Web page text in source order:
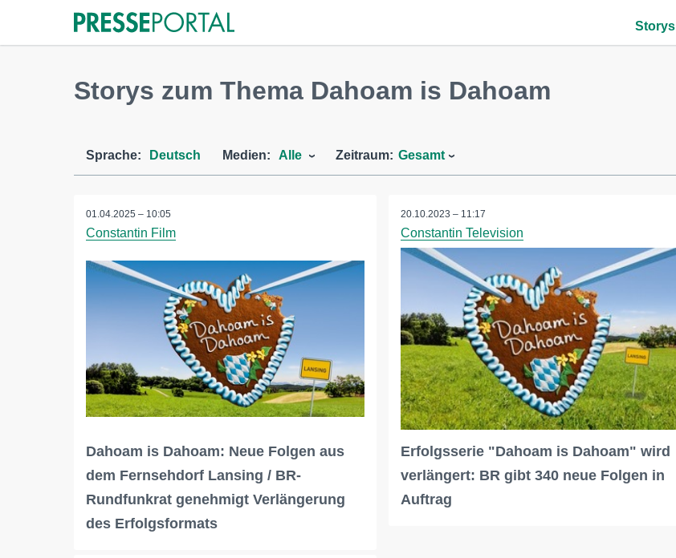
Storys
Storys zum Thema Dahoam is Dahoam
Sprache: Deutsch Medien: Alle Zeitraum: Gesamt
01.04.2025 – 10:05
Constantin Film
Dahoam is Dahoam: Neue Folgen aus
dem Fernsehdorf Lansing / BR-
Rundfunkrat genehmigt Verlängerung
des Erfolgsformats
20.10.2023 – 11:17
Constantin Television
Erfolgsserie "Dahoam is Dahoam" wird
verlängert: BR gibt 340 neue Folgen in
Auftrag